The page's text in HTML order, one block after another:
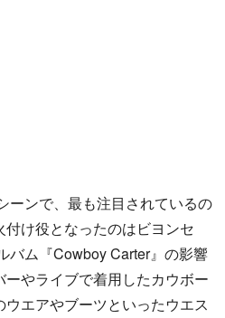
ーンで、最も注目されているの
け役となったのはビヨンセ
バム『Cowboy Carter』の影響
やライブで着用したカウボー
エアやブーツといったウエス